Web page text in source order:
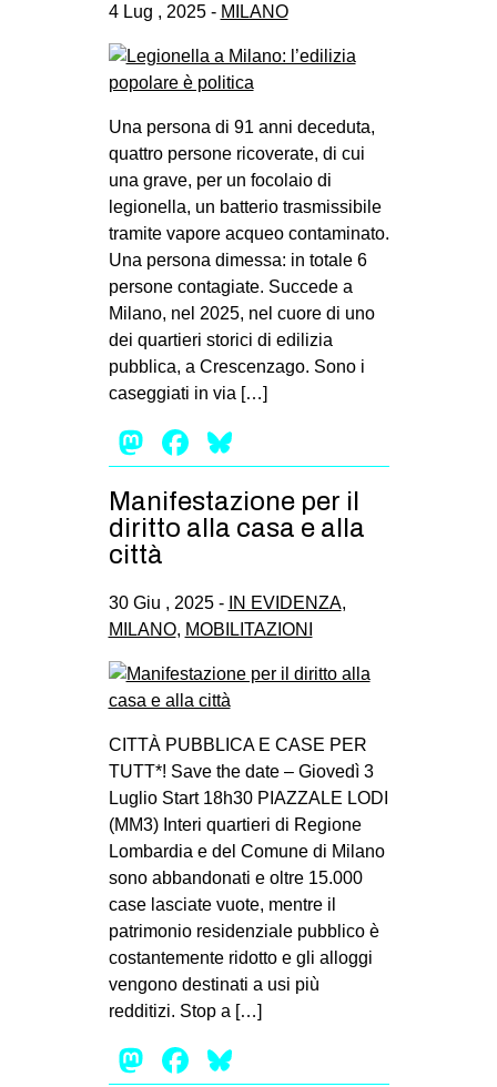
4 Lug , 2025 - MILANO
Una persona di 91 anni deceduta,
quattro persone ricoverate, di cui
una grave, per un focolaio di
legionella, un batterio trasmissibile
tramite vapore acqueo contaminato.
Una persona dimessa: in totale 6
persone contagiate. Succede a
Milano, nel 2025, nel cuore di uno
dei quartieri storici di edilizia
pubblica, a Crescenzago. Sono i
caseggiati in via […]
Mastodon
Facebook
Manifestazione per il
diritto alla casa e alla
città
30 Giu , 2025 - IN EVIDENZA,
MILANO, MOBILITAZIONI
CITTÀ PUBBLICA E CASE PER
TUTT*! Save the date – Giovedì 3
Luglio Start 18h30 PIAZZALE LODI
(MM3) Interi quartieri di Regione
Lombardia e del Comune di Milano
sono abbandonati e oltre 15.000
case lasciate vuote, mentre il
patrimonio residenziale pubblico è
costantemente ridotto e gli alloggi
vengono destinati a usi più
redditizi. Stop a […]
Mastodon
Facebook